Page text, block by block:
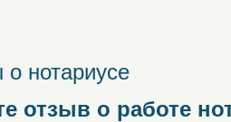
о нотариусе
отзыв о работе